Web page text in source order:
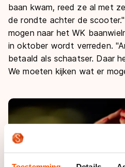
baan kwam, reed ze al met
de rondte achter de
mogen naar het WK
in oktober wordt verreden.
betaald als schaatser. Daar
We moeten kijken wat er